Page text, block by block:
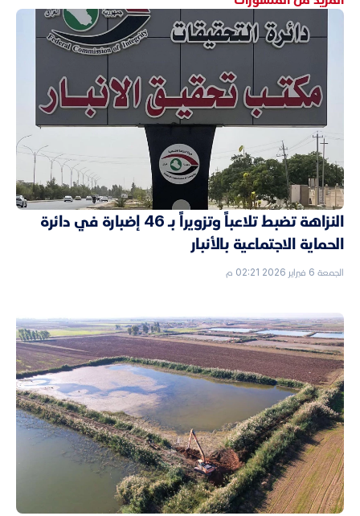
النزاهة تضبط تلاعباً وتزويراً بـ 46 إضبارة في دائرة
الحماية الاجتماعية بالأنبار
الجمعة 6 فبراير 2026 02:21 م